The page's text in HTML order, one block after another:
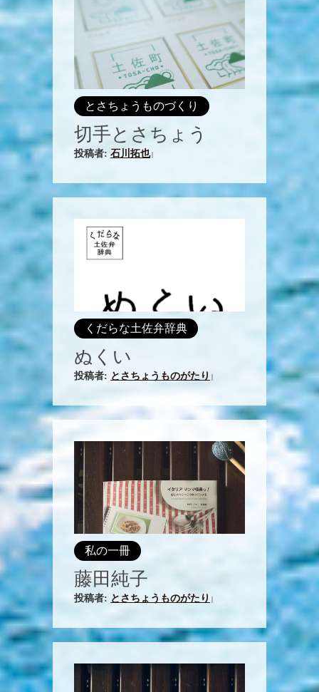
とさちょうものづくり
切手とさちょう
投稿者: 石川拓也|
くだらな土佐弁辞典
ぬくい
投稿者: とさちょうものがたり
私の一冊
藤田純子
投稿者: とさちょうものがたり